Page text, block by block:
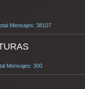
Mensajes: 38107
Mensajes: 300